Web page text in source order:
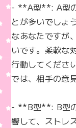
- **A型**: A型
とが多いでしょ
なあなたですが
いです。柔軟な
行動してくださ
では、相手の意
- **B型**: B型
響して、ストレ